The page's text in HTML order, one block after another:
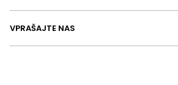
VPRAŠAJTE NAS